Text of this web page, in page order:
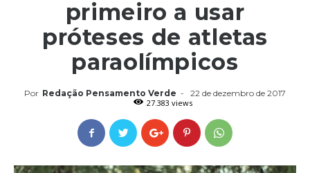
primeiro a usar
próteses de atletas
paraolímpicos
Por Redação Pensamento Verde -
22 de dezembro de 2017
27.383 views